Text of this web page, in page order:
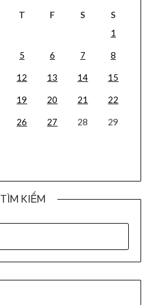
T F S
S
1
5 6 7 8
12 13 14 15
19 20 21 22
26 27 28 29
TÌM KIẾM